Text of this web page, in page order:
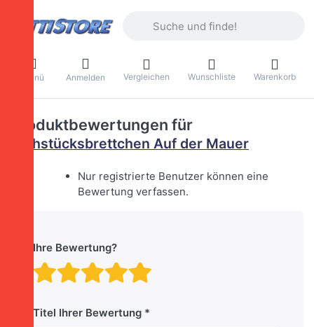
Menü Anmelden Vergleichen Wunschliste Warenkorb
Produktbewertungen für
Frühstücksbrettchen Auf der Mauer
Nur registrierte Benutzer können eine
Bewertung verfassen.
Ihre Bewertung?
Bewertung: 4 von
Bewertung: 3 von 5
Bewertung: 2 von 5
Bewertung: 1 von 5
Titel Ihrer Bewertung